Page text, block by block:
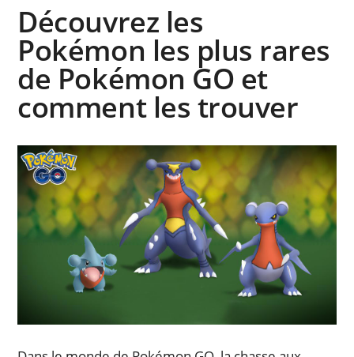
Découvrez les
Pokémon les plus rares
de Pokémon GO et
comment les trouver